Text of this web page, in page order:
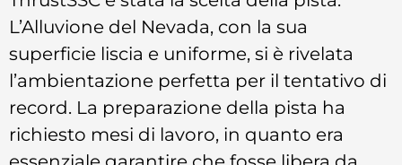
L’Alluvione del Nevada, con la sua
superficie liscia e uniforme, si è rivelata
l’ambientazione perfetta per il tentativo di
record. La preparazione della pista ha
richiesto mesi di lavoro, in quanto era